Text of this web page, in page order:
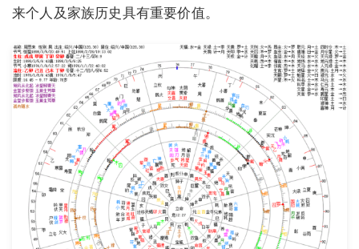
来个人及家族历史具有重要价值。